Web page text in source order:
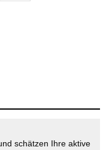
schätzen Ihre aktive